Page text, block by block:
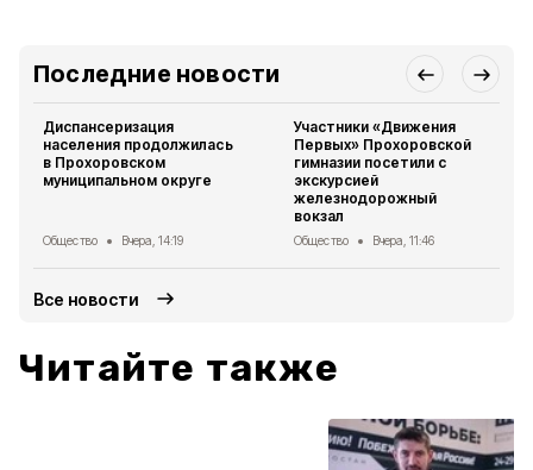
Последние новости
Диспансеризация
населения продолжилась
в Прохоровском
муниципальном округе
Общество Вчера, 14:19
Участники «Движения
Первых» Прохоровской
гимназии посетили с
экскурсией
железнодорожный
вокзал
Общество Вчера, 11:46
Все новости
Читайте также